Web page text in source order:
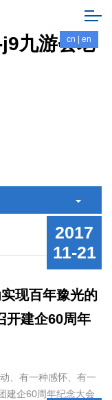
九游会老
cn en
2017
11-21
现百年豫光的
开建企60周年
、有一种感怀、有一
建企60周年纪念大会